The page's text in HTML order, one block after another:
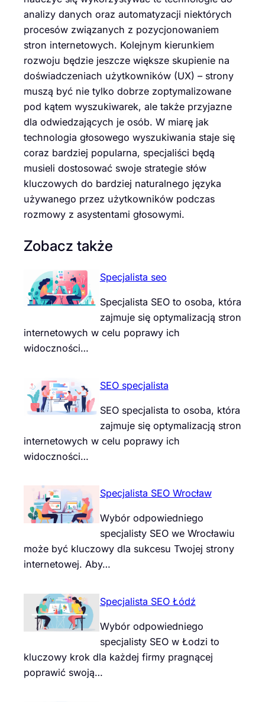
analizy danych oraz automatyzacji niektórych
procesów związanych z pozycjonowaniem
stron internetowych. Kolejnym kierunkiem
rozwoju będzie jeszcze większe skupienie na
doświadczeniach użytkowników (UX) – strony
muszą być nie tylko dobrze zoptymalizowane
pod kątem wyszukiwarek, ale także przyjazne
dla odwiedzających je osób. W miarę jak
technologia głosowego wyszukiwania staje się
coraz bardziej popularna, specjaliści będą
musieli dostosować swoje strategie słów
kluczowych do bardziej naturalnego języka
używanego przez użytkowników podczas
rozmowy z asystentami głosowymi.
Zobacz także
Specjalista seo
Specjalista SEO to osoba, która
zajmuje się optymalizacją stron
internetowych w celu poprawy ich
widoczności…
SEO specjalista
SEO specjalista to osoba, która
zajmuje się optymalizacją stron
internetowych w celu poprawy ich
widoczności…
Specjalista SEO Wrocław
Wybór odpowiedniego
specjalisty SEO we Wrocławiu
może być kluczowy dla sukcesu Twojej strony
internetowej. Aby…
Specjalista SEO Łódź
Wybór odpowiedniego
specjalisty SEO w Łodzi to
kluczowy krok dla każdej firmy pragnącej
poprawić swoją…